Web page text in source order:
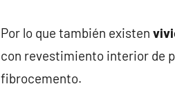
Por lo que también existen
con revestimiento interior de
fibrocemento.